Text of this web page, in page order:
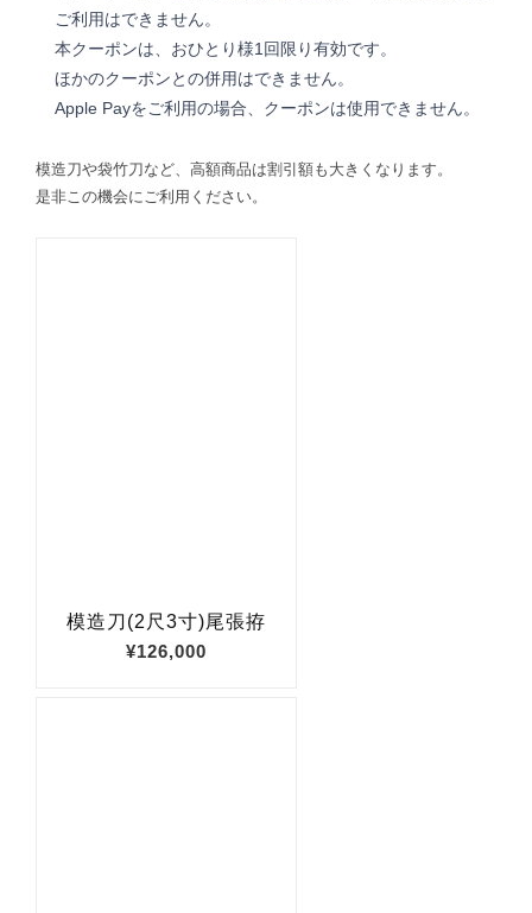
ご利用はできません。
本クーポンは、おひとり様1回限り有効です。
ほかのクーポンとの併用はできません。
Apple Payをご利用の場合、クーポンは使用できません。
模造刀や袋竹刀など、高額商品は割引額も大きくなります。
是非この機会にご利用ください。